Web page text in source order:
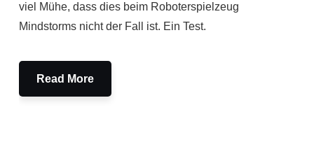
viel Mühe, dass dies beim Roboterspielzeug
Mindstorms nicht der Fall ist. Ein Test.
Read More